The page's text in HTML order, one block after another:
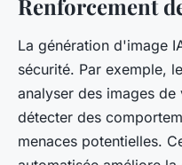
Renforcement
La génération d'image
sécurité. Par exemple,
analyser des images
détecter des
menaces potentielles.